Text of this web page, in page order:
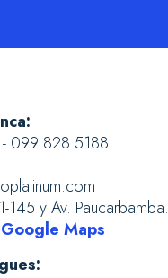
099 828 5188
145 y Av. Paucarbamba.
Maps